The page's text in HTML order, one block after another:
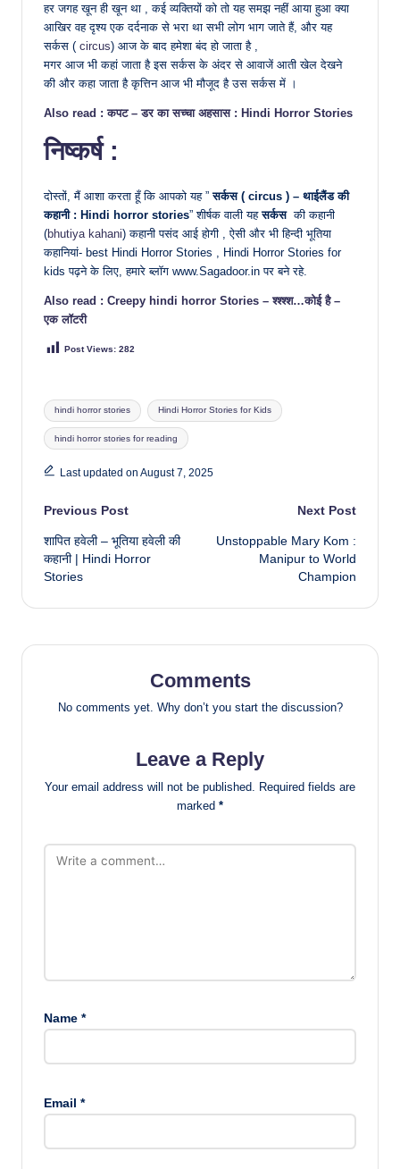
हर जगह खून ही खून था , कई व्यक्तियों को तो यह समझ नहीं आया हुआ क्या
आखिर वह दृश्य एक दर्दनाक से भरा था सभी लोग भाग जाते हैं, और यह
सर्कस ( circus) आज के बाद हमेशा बंद हो जाता है ,
मगर आज भी कहां जाता है इस सर्कस के अंदर से आवाजें आती खेल देखने
की और कहा जाता है कृत्तिन आज भी मौजूद है उस सर्कस में ।
Also read : कपट – डर का सच्चा अहसास : Hindi Horror Stories
निष्कर्ष :
दोस्तों, मैं आशा करता हूँ कि आपको यह ”सर्कस ( circus ) – थाईलैंड की
कहानी : Hindi horror stories” शीर्षक वाली यहसर्कसकी कहानी
(bhutiya kahani) कहानी पसंद आई होगी , ऐसी और भी हिन्दी भूतिया
कहानियां- best Hindi Horror Stories , Hindi Horror Stories for
kids पढ़ने के लिए, हमारे ब्लॉग www.Sagadoor.in पर बने रहे.
Also read : Creepy hindi horror Stories – श्श्श्श…कोई है –
एक लॉटरी
Post Views: 282
Tags:
hindi horror stories Hindi Horror Stories for Kids
hindi horror stories for reading
Last updated on August 7, 2025
Post
navigation
Previous Post
शापित हवेली – भूतिया हवेली की
कहानी | Hindi Horror
Stories
Next Post
Unstoppable Mary Kom :
Manipur to World
Champion
Comments
No comments yet. Why don’t you start the discussion?
Leave a Reply
Your email address will not be published. Required fields are
marked *
Name *
Email *